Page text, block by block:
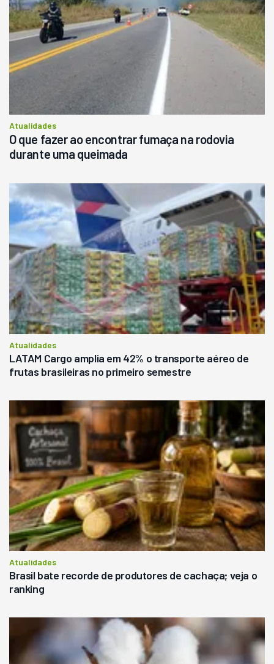
Atualidades
O que fazer ao encontrar fumaça na rodovia
durante uma queimada
Atualidades
LATAM Cargo amplia em 42% o transporte aéreo de
frutas brasileiras no primeiro semestre
Atualidades
Brasil bate recorde de produtores de cachaça; veja o
ranking